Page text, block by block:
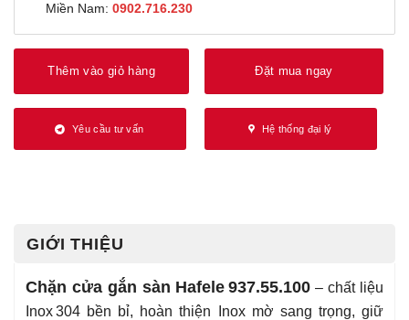
Miền Nam: 0902.716.230
Thêm vào giỏ hàng Đặt mua ngay
Yêu cầu tư vấn Hệ thống đại lý
GIỚI THIỆU
Chặn cửa gắn sàn Hafele 937.55.100 – chất liệu
Inox 304 bền bỉ, hoàn thiện Inox mờ sang trọng, giữ